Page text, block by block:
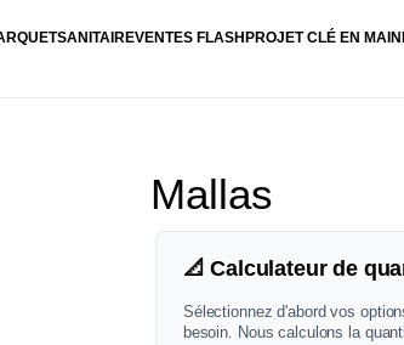
SANITAIREVENTES FLASH PROJET CLÉ EN MAIN
Mallas
📐 Calculateur de
Sélectionnez d'abord vos
besoin. Nous calculons la